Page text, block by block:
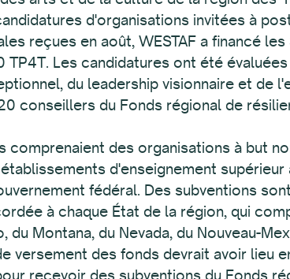
d'organisations invitées à
reçues en août, WESTAF a financé
Les candidatures ont été
du leadership visionnaire et de
conseillers du Fonds régional de
comprenaient des organisations à but
d'enseignement
fédéral. Des subventions
à chaque État de la région, qui
du Montana, du Nevada, du Nouveau-
versement des fonds devrait avoir lieu
recevoir des subventions du Fonds